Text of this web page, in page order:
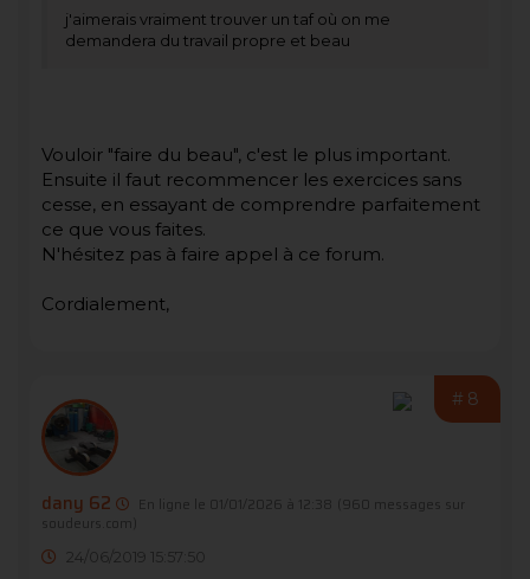
j'aimerais vraiment trouver un taf où on me
demandera du travail propre et beau
Vouloir "faire du beau", c'est le plus important.
Ensuite il faut recommencer les exercices sans
cesse, en essayant de comprendre parfaitement
ce que vous faites.
N'hésitez pas à faire appel à ce forum.
Cordialement,
#8
dany 62 En ligne le 01/01/2026 à 12:38
(960 messages sur
soudeurs.com)
24/06/2019 15:57:50